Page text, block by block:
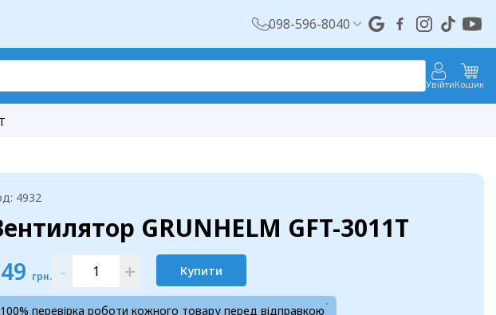
098-596-8040
УвійтиКошик
4932
GRUNHELM GFT-3011T
грн. - + Купити
100% перевірка роботи кожного товару перед відправкою